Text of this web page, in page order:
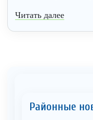
Читать далее
Районные